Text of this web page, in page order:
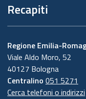
Recapiti
Regione Emilia-
Viale Aldo Moro, 52
40127 Bologna
Centralino 051 5271
Cerca telefoni o indirizzi